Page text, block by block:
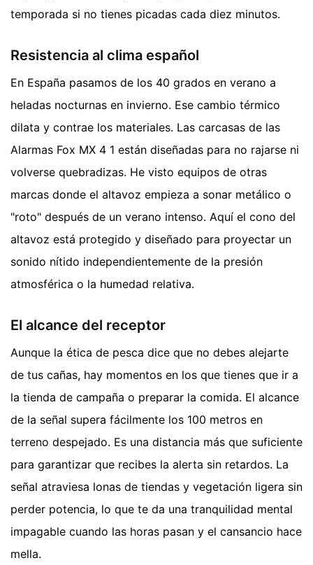
temporada si no tienes picadas cada diez minutos.
Resistencia al clima español
En España pasamos de los 40 grados en verano a
heladas nocturnas en invierno. Ese cambio térmico
dilata y contrae los materiales. Las carcasas de las
Alarmas Fox MX 4 1 están diseñadas para no rajarse ni
volverse quebradizas. He visto equipos de otras
marcas donde el altavoz empieza a sonar metálico o
"roto" después de un verano intenso. Aquí el cono del
altavoz está protegido y diseñado para proyectar un
sonido nítido independientemente de la presión
atmosférica o la humedad relativa.
El alcance del receptor
Aunque la ética de pesca dice que no debes alejarte
de tus cañas, hay momentos en los que tienes que ir a
la tienda de campaña o preparar la comida. El alcance
de la señal supera fácilmente los 100 metros en
terreno despejado. Es una distancia más que suficiente
para garantizar que recibes la alerta sin retardos. La
señal atraviesa lonas de tiendas y vegetación ligera sin
perder potencia, lo que te da una tranquilidad mental
impagable cuando las horas pasan y el cansancio hace
mella.